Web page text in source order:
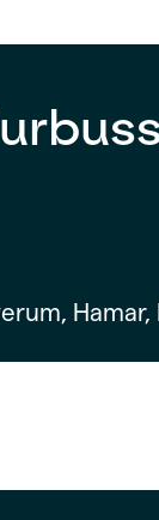
Hamar,